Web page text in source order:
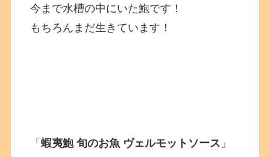
今まで水槽の中にいた鮑です！
もちろんまだ生きています！
「蝦夷鮑 旬のお魚 ヴェルモットソース 」